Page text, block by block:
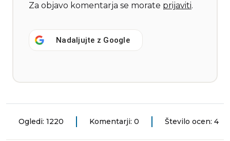
Za objavo komentarja se morate prijaviti.
Nadaljujte z Google
Ogledi: 1220 Komentarji: 0 Število ocen: 4